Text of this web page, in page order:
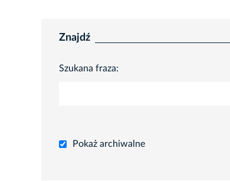
Znajdź
Szukana fraza:
Pokaż archiwalne